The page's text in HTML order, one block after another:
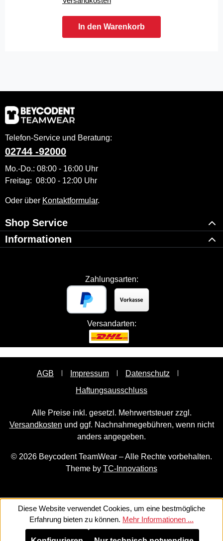
In den Warenkorb
Telefon-Service und Beratung:
02744 -92000
Mo.-Do.: 08:00 - 16:00 Uhr
Freitag: 08:00 - 12:00 Uhr
Oder über Kontaktformular.
Shop Service
Informationen
Zahlungsarten:
Versandarten:
AGB Impressum
Datenschutz
Haftungsausschluss
Alle Preise inkl. gesetzl. Mehrwertsteuer zzgl.
Versandkosten und ggf. Nachnahmegebühren, wenn nicht
anders angegeben.
© 2026 Beycodent TeamWear – Alle Rechte vorbehalten.
Theme by TC-Innovations
Diese Website verwendet Cookies, um eine bestmögliche
Erfahrung bieten zu können. Mehr Informationen ...